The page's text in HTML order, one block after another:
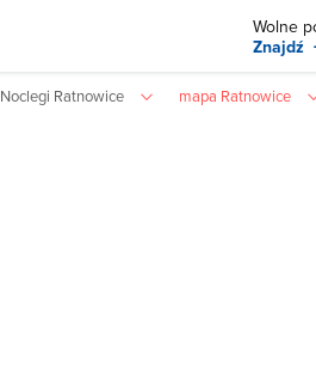
Wolne
Znajdź
Noclegi Ratnowice mapa Ratnowice